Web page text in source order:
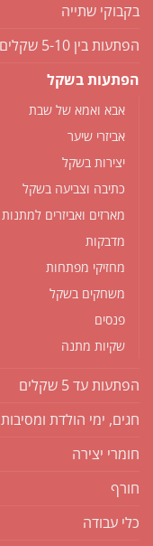
בקבוקי שתייה
הפתעות בין 5-10 שקלים
הפתעות בשקל
אבא ואמא של שבת
אביזרי שיער
יצירות בשקל
כתיבה וצביעה בשקל
מארזים ואביזרים למתנות
מדבקות
מחזיקי מפתחות
משחקים בשקל
פנסים
שקיות מתנה
הפתעות עד 5 שקלים
חגים, ימי הולדת ומסיבות
חומרי יצירה
חורף
כלי עבודה